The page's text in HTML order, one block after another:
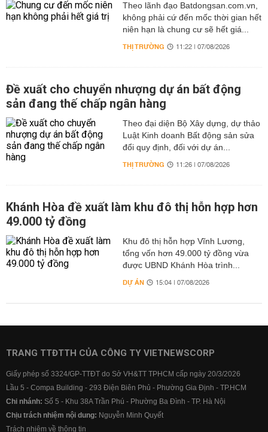
Theo lãnh đạo Batdongsan.com.vn,
không phải cứ đến mốc thời gian hết
niên hạn là chung cư sẽ hết giá...
THỊ TRƯỜNG 11:22 | 07/08/2026
Đề xuất cho chuyển nhượng dự án bất động
sản đang thế chấp ngân hàng
Theo đại diện Bộ Xây dựng, dự thảo
Luật Kinh doanh Bất động sản sửa
đổi quy định, đối với dự án...
THỊ TRƯỜNG 11:26 | 07/08/2026
Khánh Hòa đề xuất làm khu đô thị hỗn hợp hơn
49.000 tỷ đồng
Khu đô thị hỗn hợp Vĩnh Lương,
tổng vốn hơn 49.000 tỷ đồng vừa
được UBND Khánh Hòa trình...
DỰ ÁN 15:04 | 07/08/2026
TRANG TTĐTTH CỦA CÔNG TY VIETNEWSCORP
Giấy phép số 3324/GP-TTĐT do Sở VH&TT TPHCM cấp ngày 20/3/2026
Lầu 5 - Compa Building - 293 Điện Biên Phủ - Phường Gia Định - TP.HCM
Chi nhánh: Số 5 - Khu 38A Trần Phú - Phường Ba Đình - TP. Hà Nội
Chịu trách nhiệm nội dung: Nguyễn Minh Quyết
Trách nhiệm về thông tin